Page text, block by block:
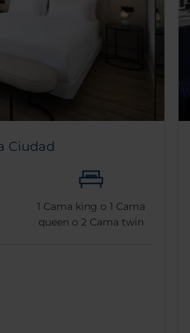
Ciudad
1 Cama king o 1 Cama
queen o 2 Cama twin